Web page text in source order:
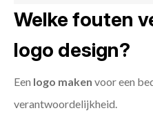
Welke fouten
logo design?
Een logo maken voor een
verantwoordelijkheid.